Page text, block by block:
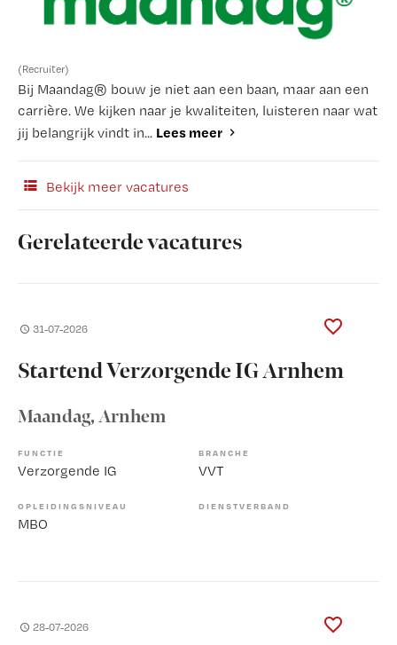
(Recruiter)
Bij Maandag® bouw je niet aan een baan, maar aan een
carrière. We kijken naar je kwaliteiten, luisteren naar wat
jij belangrijk vindt in... Lees meer
Bekijk meer vacatures
Gerelateerde vacatures
31-07-2026
Startend Verzorgende IG Arnhem
Maandag, Arnhem
FUNCTIE
Verzorgende IG
BRANCHE
VVT
OPLEIDINGSNIVEAU
MBO
DIENSTVERBAND
28-07-2026